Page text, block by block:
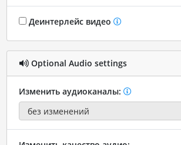
Деинтерлейс видео
Optional Audio settings
Изменить аудиоканалы: